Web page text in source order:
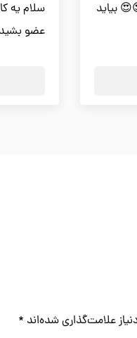
بیاید
سلام یه
عضو
علامت‌گذاری شده‌اند *